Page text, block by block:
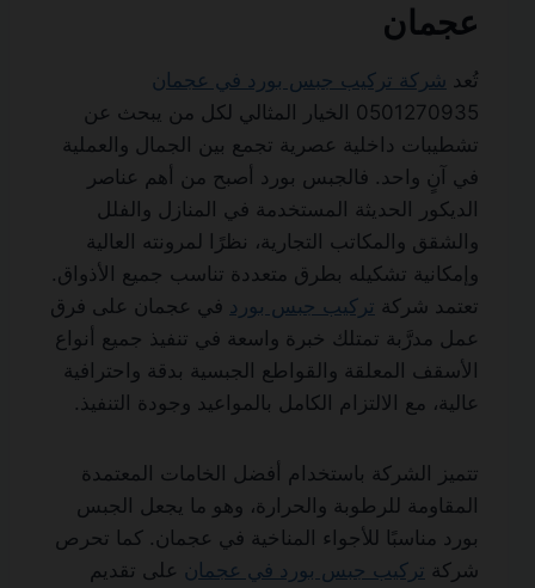
عجمان
تُعد شركة تركيب جبس بورد في عجمان
0501270935 الخيار المثالي لكل من يبحث عن
تشطيبات داخلية عصرية تجمع بين الجمال والعملية
في آنٍ واحد. فالجبس بورد أصبح من أهم عناصر
الديكور الحديثة المستخدمة في المنازل والفلل
والشقق والمكاتب التجارية، نظرًا لمرونته العالية
وإمكانية تشكيله بطرق متعددة تناسب جميع الأذواق.
تعتمد شركة تركيب جبس بورد في عجمان على فرق
عمل مدرَّبة تمتلك خبرة واسعة في تنفيذ جميع أنواع
الأسقف المعلقة والقواطع الجبسية بدقة واحترافية
عالية، مع الالتزام الكامل بالمواعيد وجودة التنفيذ.
تتميز الشركة باستخدام أفضل الخامات المعتمدة
المقاومة للرطوبة والحرارة، وهو ما يجعل الجبس
بورد مناسبًا للأجواء المناخية في عجمان. كما تحرص
شركة تركيب جبس بورد في عجمان على تقديم